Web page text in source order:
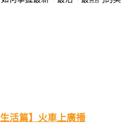
活篇】火車上廣播